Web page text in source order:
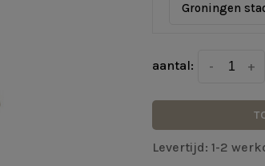
Groningen
aantal: +
-
Levertijd: 1-2